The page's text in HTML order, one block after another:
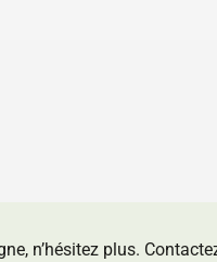
n’hésitez plus.